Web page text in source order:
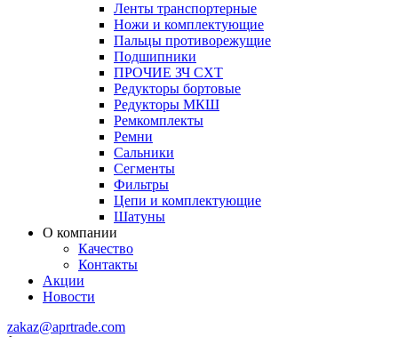
Ленты транспортерные
Ножи и комплектующие
Пальцы противорежущие
Подшипники
ПРОЧИЕ ЗЧ СХТ
Редукторы бортовые
Редукторы МКШ
Ремкомплекты
Ремни
Сальники
Сегменты
Фильтры
Цепи и комплектующие
Шатуны
О компании
Качество
Контакты
Акции
Новости
zakaz@aprtrade.com